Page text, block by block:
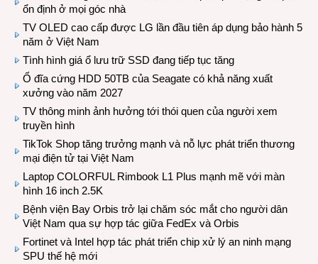
ổn định ở mọi góc nhà
TV OLED cao cấp được LG lần đầu tiên áp dụng bảo hành 5
năm ở Việt Nam
Tình hình giá ổ lưu trữ SSD đang tiếp tục tăng
Ổ đĩa cứng HDD 50TB của Seagate có khả năng xuất
xưởng vào năm 2027
TV thông minh ảnh hưởng tới thói quen của người xem
truyền hình
TikTok Shop tăng trưởng mạnh và nỗ lực phát triển thương
mại điện tử tại Việt Nam
Laptop COLORFUL Rimbook L1 Plus mạnh mẽ với màn
hình 16 inch 2.5K
Bệnh viện Bay Orbis trở lại chăm sóc mắt cho người dân
Việt Nam qua sự hợp tác giữa FedEx và Orbis
Fortinet và Intel hợp tác phát triển chip xử lý an ninh mạng
SPU thế hệ mới